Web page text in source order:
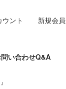
い合わせQ&A
ント 新規会